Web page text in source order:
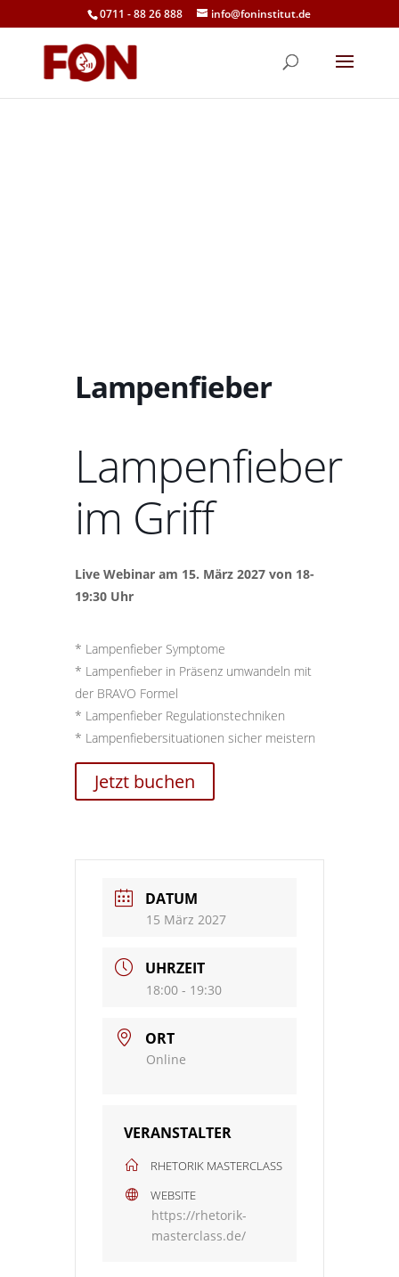
0711 - 88 26 888 info@foninstitut.de
Lampenfieber
Lampenfieber
im Griff
Live Webinar am 15. März 2027 von 18-
19:30 Uhr
* Lampenfieber Symptome
* Lampenfieber in Präsenz umwandeln mit
der BRAVO Formel
* Lampenfieber Regulationstechniken
* Lampenfiebersituationen sicher meistern
Jetzt buchen
DATUM
15 März 2027
UHRZEIT
18:00 - 19:30
ORT
Online
VERANSTALTER
RHETORIK MASTERCLASS
WEBSITE
https://rhetorik-
masterclass.de/